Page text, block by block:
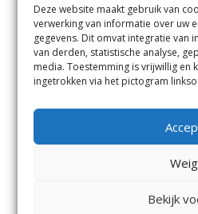
Deze website maakt gebruik van
verwerking van informatie over uw
gegevens. Dit omvat integratie van
van derden, statistische analyse,
media. Toestemming is vrijwillig en
ingetrokken via het pictogram
Bekijk
0255-533900
info@jutter.nlofinfo@hofgee
st.nl
Contact
Andere uitgaven
Voorwaarden
©